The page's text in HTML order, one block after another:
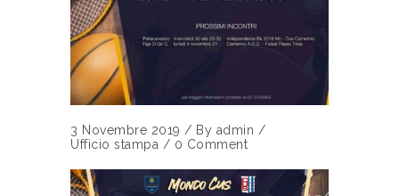
3 Novembre 2019 / By admin /
Ufficio stampa / 0 Comment